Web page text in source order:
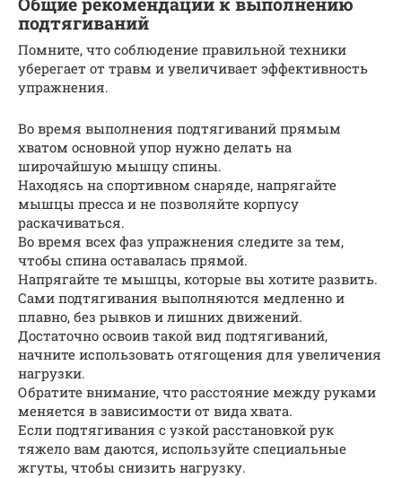
подтягиваний
Помните, что соблюдение правильной техники
уберегает от травм и увеличивает эффективность
упражнения.
Во время выполнения подтягиваний прямым
хватом основной упор нужно делать на
широчайшую мышцу спины.
Находясь на спортивном снаряде, напрягайте
мышцы пресса и не позволяйте корпусу
раскачиваться.
Во время всех фаз упражнения следите за тем,
чтобы спина оставалась прямой.
Напрягайте те мышцы, которые вы хотите развить.
Сами подтягивания выполняются медленно и
плавно, без рывков и лишних движений.
Достаточно освоив такой вид подтягиваний,
начните использовать отягощения для увеличения
нагрузки.
Обратите внимание, что расстояние между руками
меняется в зависимости от вида хвата.
Если подтягивания с узкой расстановкой рук
тяжело вам даются, используйте специальные
жгуты, чтобы снизить нагрузку.